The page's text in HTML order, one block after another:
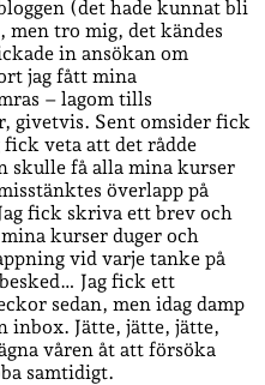
(det hade kunnat bli
tro mig, det kändes
in ansökan om
jag fått mina
– lagom tills
givetvis. Sent omsider fick
fick veta att det rådde
skulle få alla mina kurser
överlapp på
fick skriva ett brev och
kurser duger och
vid varje tanke på
Jag fick ett
sedan, men idag damp
inbox. Jätte, jätte, jätte,
våren åt att försöka
samtidigt.